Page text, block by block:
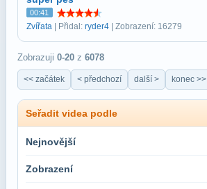
00:41
Zvířata | Přidal: ryder4 | Zobrazení: 16279
Zobrazuji 0-20 z 6078
<< začátek < předchozí další > konec >>
Seřadit videa podle
Nejnovější
Zobrazení